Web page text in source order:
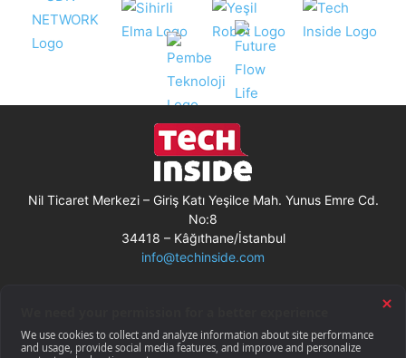
Nil Ticaret Merkezi – Giriş Katı Yeşilce Mah. Yunus Emre Cd.
No:8
34418 – Kâğıthane/İstanbul
info@techinside.com
Gizlilik Bildirimi
RSS